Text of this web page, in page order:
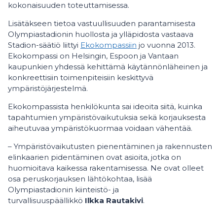
kokonaisuuden toteuttamisessa.
Lisätäkseen tietoa vastuullisuuden parantamisesta
Olympiastadionin huollosta ja ylläpidosta vastaava
Stadion-säätiö liittyi Ekokompassiin jo vuonna 2013.
Ekokompassi on Helsingin, Espoon ja Vantaan
kaupunkien yhdessä kehittämä käytännönläheinen ja
konkreettisiin toimenpiteisiin keskittyvä
ympäristöjärjestelmä.
Ekokompassista henkilökunta sai ideoita siitä, kuinka
tapahtumien ympäristövaikutuksia sekä korjauksesta
aiheutuvaa ympäristökuormaa voidaan vähentää.
– Ympäristövaikutusten pienentäminen ja rakennusten
elinkaarien pidentäminen ovat asioita, jotka on
huomioitava kaikessa rakentamisessa. Ne ovat olleet
osa peruskorjauksen lähtökohtaa, lisää
Olympiastadionin kiinteistö- ja
turvallisuuspäällikkö Ilkka Rautakivi.